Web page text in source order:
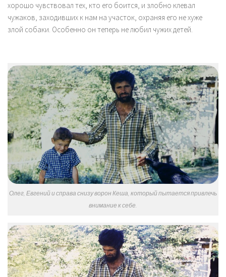
хорошо чувствовал тех, кто его боится, и злобно клевал
чужаков, заходивших к нам на участок, охраняя его не хуже
злой собаки. Особенно он теперь не любил чужих детей.
Олег, Евгений и справа снизу ворон Кеша, который пытается привлечь
внимание к себе.